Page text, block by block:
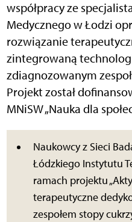
współpracy ze
Medycznego w Łodzi
rozwiązanie
zintegrowaną
zdiagnozowanym
Projekt został
MNiSW „Nauka dla
Naukowcy z Sieci
Łódzkiego Instytutu
ramach projektu
terapeutyczne
zespołem stopy